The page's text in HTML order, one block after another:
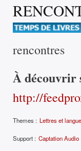
rencontres
À découvrir
http://
Themes : Lettres et
Support : Captation Audio